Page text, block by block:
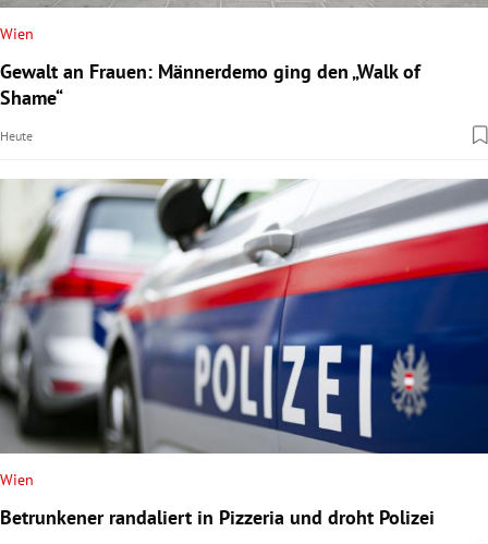
Wien
Gewalt an Frauen: Männerdemo ging den „Walk of
Shame“
Heute
Wien
Betrunkener randaliert in Pizzeria und droht Polizei